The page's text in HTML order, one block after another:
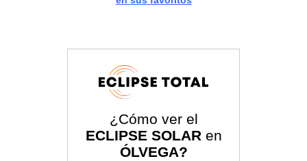
¿Cómo ver el
ECLIPSE SOLAR en
ÓLVEGA?